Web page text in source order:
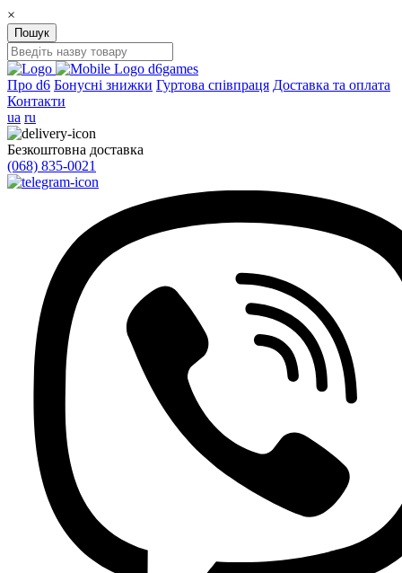
×
Пошук
d6games
Про d6 Бонусні знижки Гуртова співпраця Доставка та оплата
Контакти
ua ru
Безкоштовна доставка
(068) 835-0021